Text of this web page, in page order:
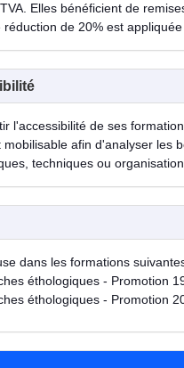
Elles bénéficient de
de 20% est
l'accessibilité de ses
afin d'analyser les
techniques ou
dans les formations
éthologiques - Promotion
éthologiques - Promotion